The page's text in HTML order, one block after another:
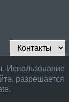
Использование
разрешается